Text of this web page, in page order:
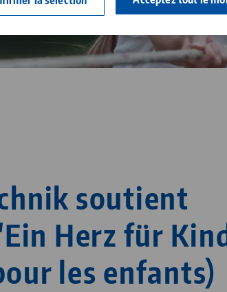
soutient
Herz für
les enfants)